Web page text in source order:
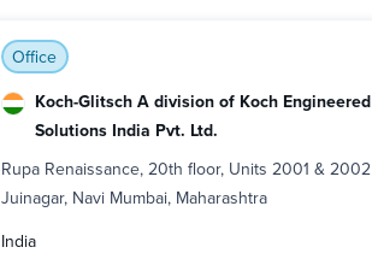
Office
Koch-Glitsch A division of Koch Engineered
Solutions India Pvt. Ltd.
Rupa Renaissance, 20th floor, Units 2001 & 2002
Juinagar, Navi Mumbai, Maharashtra
India